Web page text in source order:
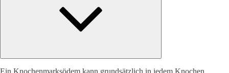
Ein Knochenmarksödem kann grundsätzlich in jedem Knochen